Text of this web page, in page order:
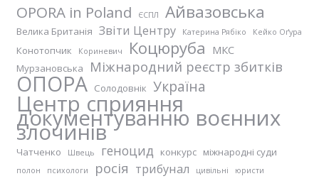
OPORA in Poland ЄСПЛ Айвазовська
Велика Британія Звіти Центру Катерина Рябіко Кейко Оґура
Конотопчик Кориневич Коцюруба МКС
Мурзановська Міжнародний реєстр збитків
ОПОРА Солодовнік Україна
Центр сприяння
документуванню воєнних
злочинів
Чатченко Швець геноцид конкурс міжнародні суди
полон психологи росія трибунал цивільні юристи